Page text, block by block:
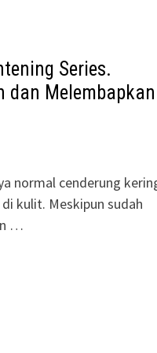
Series.
dan Melembapkan
normal cenderung
kulit. Meskipun sudah
…